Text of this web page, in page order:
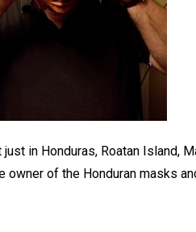
in Honduras, Roatan Island,
owner of the Honduran masks